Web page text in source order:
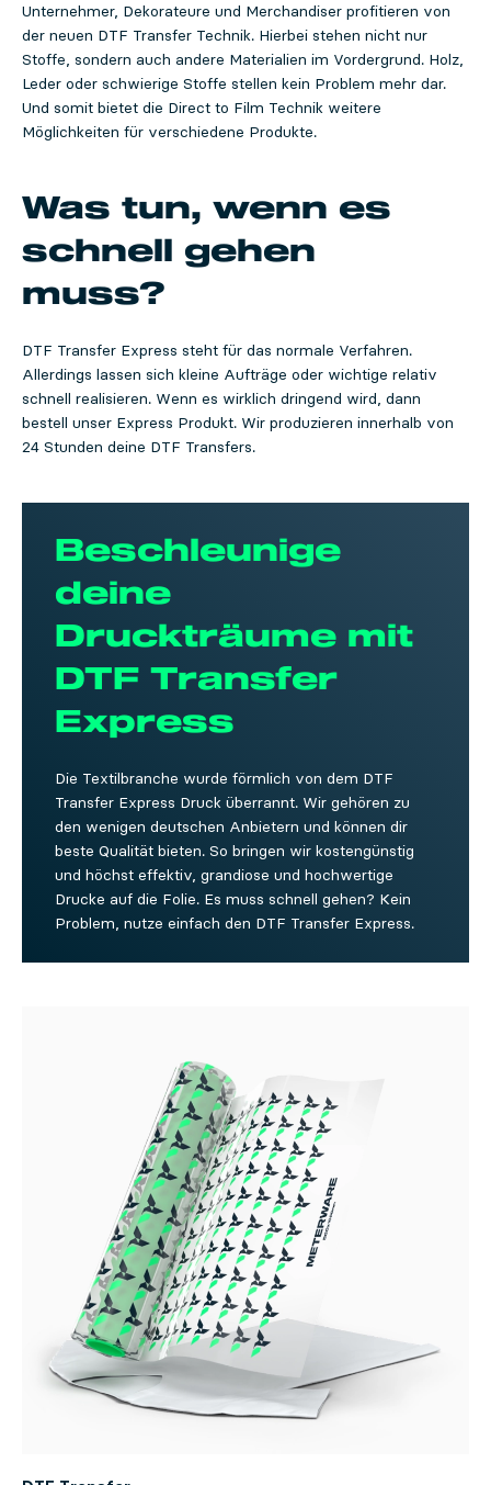
Unternehmer, Dekorateure und Merchandiser profitieren von
der neuen DTF Transfer Technik. Hierbei stehen nicht nur
Stoffe, sondern auch andere Materialien im Vordergrund. Holz,
Leder oder schwierige Stoffe stellen kein Problem mehr dar.
Und somit bietet die Direct to Film Technik weitere
Möglichkeiten für verschiedene Produkte.
Was tun, wenn es
schnell gehen
muss?
DTF Transfer Express steht für das normale Verfahren.
Allerdings lassen sich kleine Aufträge oder wichtige relativ
schnell realisieren. Wenn es wirklich dringend wird, dann
bestell unser Express Produkt. Wir produzieren innerhalb von
24 Stunden deine DTF Transfers.
Beschleunige
deine
Druckträume mit
DTF Transfer
Express
Die Textilbranche wurde förmlich von dem DTF
Transfer Express Druck überrannt. Wir gehören zu
den wenigen deutschen Anbietern und können dir
beste Qualität bieten. So bringen wir kostengünstig
und höchst effektiv, grandiose und hochwertige
Drucke auf die Folie. Es muss schnell gehen? Kein
Problem, nutze einfach den DTF Transfer Express.